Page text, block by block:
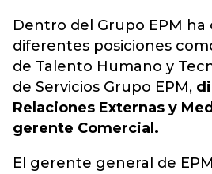
Dentro del Grupo EPM ha
diferentes posiciones
de Talento Humano y
de Servicios Grupo EPM,
Relaciones Externas y
gerente Comercial.
El gerente general de